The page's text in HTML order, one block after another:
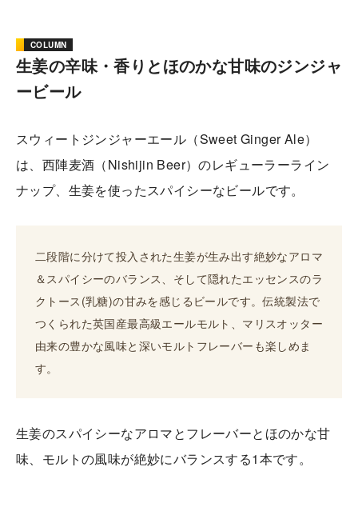
COLUMN
生姜の辛味・香りとほのかな甘味のジンジャ
ービール
スウィートジンジャーエール（Sweet Ginger Ale）
は、西陣麦酒（Nishijin Beer）のレギューラーライン
ナップ、生姜を使ったスパイシーなビールです。
二段階に分けて投入された生姜が生み出す絶妙なアロマ
＆スパイシーのバランス、そして隠れたエッセンスのラ
クトース(乳糖)の甘みを感じるビールです。伝統製法で
つくられた英国産最高級エールモルト、マリスオッター
由来の豊かな風味と深いモルトフレーバーも楽しめま
す。
生姜のスパイシーなアロマとフレーバーとほのかな甘
味、モルトの風味が絶妙にバランスする1本です。